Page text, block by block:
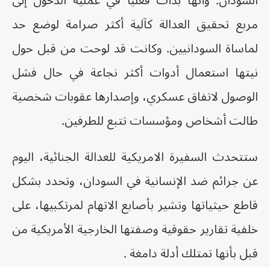
مربع تحقيق العدالة كآلية أكثر صرامة لوضع حد
لماساة السودانيين. وكانت قد لوحت من قبل حول
نيتها استعمال أدوات أكثر نجاعة في حال فشل
الوصول لاتفاق عسكري، وإصدارها عقوبات شخصية
طالت أشخاص ومؤسسات تتبع للطرفين.
ستتحدث السفيرة الامريكية للعدالة الجنائية، اليوم
عن جرائم ضد الإنسانية في السودان، وتحدد بشكل
قاطع حيثياتها وتشير بأصابع الاتهام لمرتكبيها، على
خلفية تقارير حقوقية وصفتها الخارجية الأمريكية من
قبل بأنها تمتلك أدلة دامغة .